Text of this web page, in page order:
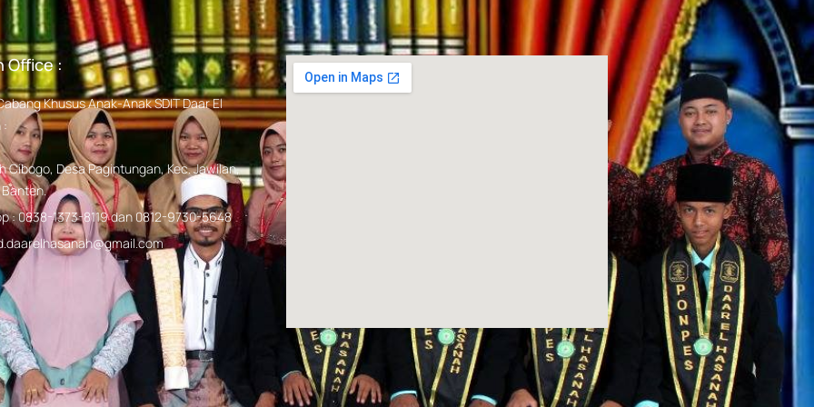
Office :
Khusus Anak-Anak SDIT Daar El
:
Cibogo, Desa Pagintungan, Kec. Jawilan,
: 0838-1373-8119 dan 0812-9730-5648